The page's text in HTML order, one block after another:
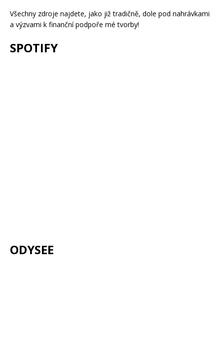
Všechny zdroje najdete, jako již tradičně, dole pod nahrávkami
a výzvami k finanční podpoře mé tvorby!
SPOTIFY
ODYSEE